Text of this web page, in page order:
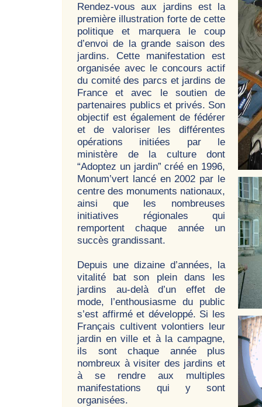
Rendez-vous aux jardins est la
première illustration forte de cette
politique et marquera le coup
d’envoi de la grande saison des
jardins. Cette manifestation est
organisée avec le concours actif
du comité des parcs et jardins de
France et avec le soutien de
partenaires publics et privés. Son
objectif est également de fédérer
et de valoriser les différentes
opérations initiées par le
ministère de la culture dont
“Adoptez un jardin” créé en 1996,
Monum’vert lancé en 2002 par le
centre des monuments nationaux,
ainsi que les nombreuses
initiatives régionales qui
remportent chaque année un
succès grandissant.
Depuis une dizaine d’années, la
vitalité bat son plein dans les
jardins au-delà d’un effet de
mode, l’enthousiasme du public
s’est affirmé et développé. Si les
Français cultivent volontiers leur
jardin en ville et à la campagne,
ils sont chaque année plus
nombreux à visiter des jardins et
à se rendre aux multiples
manifestations qui y sont
organisées.